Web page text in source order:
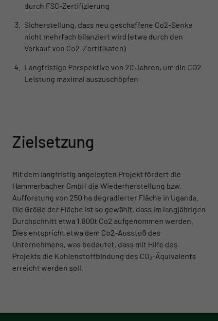
durch FSC-Zertifizierung
Sicherstellung, dass neu geschaffene Co2-Senke
nicht mehrfach bilanziert wird (etwa durch den
Verkauf von Co2-Zertifikaten)
Langfristige Perspektive von 20 Jahren, um die CO2
Leistung maximal auszuschöpfen
Zielsetzung
Mit dem langfristig angelegten Projekt fördert die
Hammerbacher GmbH die Wiederherstellung bzw.
Aufforstung von 250 ha degradierter Fläche in Uganda.
Die Größe der Fläche ist so gewählt, dass im langjährigen
Durchschnitt etwa 1.800t Co2 aufgenommen werden.
Dies entspricht etwa dem Co2-Ausstoß des
Unternehmens, was bedeutet, dass mit Hilfe des
Projekts die Kohlenstoffbindung des CO₂-Äquivalents
erreicht werden soll.